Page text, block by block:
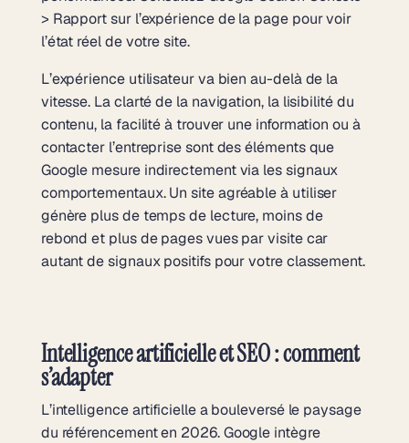
> Rapport sur l’expérience de la page pour voir
l’état réel de votre site.
L’expérience utilisateur va bien au-delà de la
vitesse. La clarté de la navigation, la lisibilité du
contenu, la facilité à trouver une information ou à
contacter l’entreprise sont des éléments que
Google mesure indirectement via les signaux
comportementaux. Un site agréable à utiliser
génère plus de temps de lecture, moins de
rebond et plus de pages vues par visite car
autant de signaux positifs pour votre classement.
Intelligence artificielle et SEO : comment
s’adapter
L’intelligence artificielle a bouleversé le paysage
du référencement en 2026. Google intègre